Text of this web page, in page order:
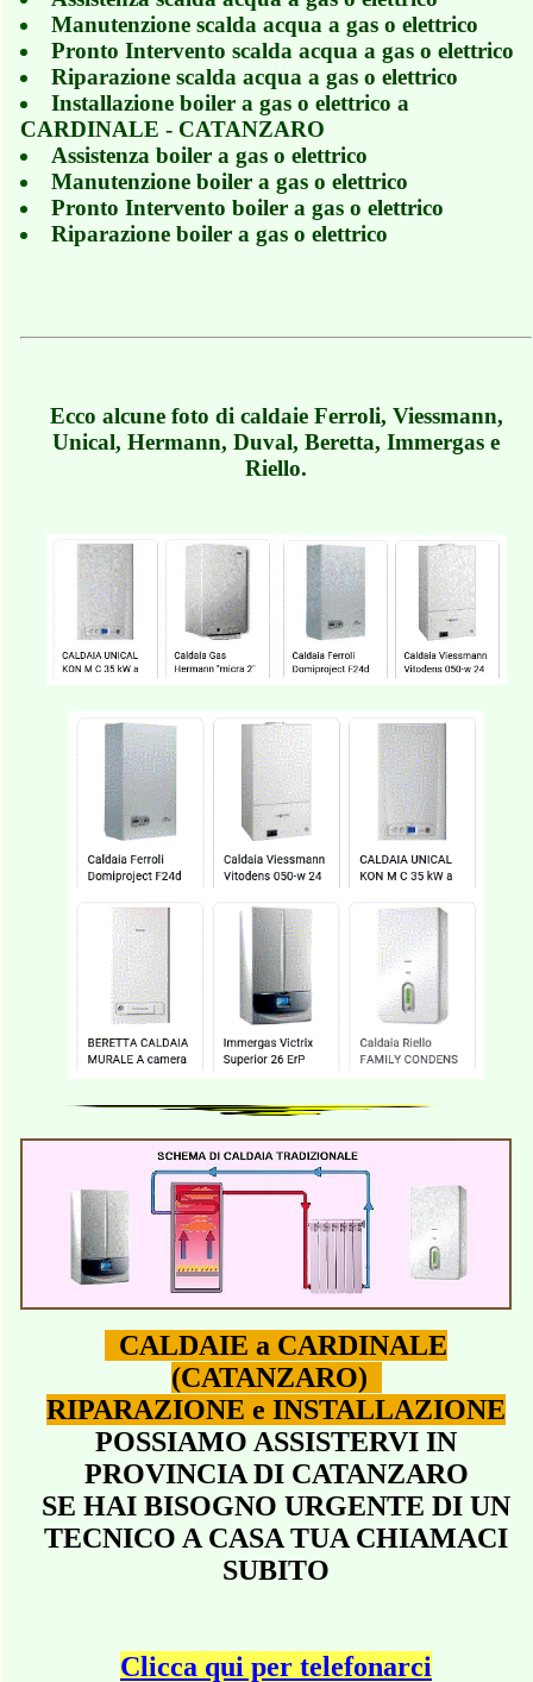
Manutenzione scalda acqua a gas o elettrico
Pronto Intervento scalda acqua a gas o elettrico
Riparazione scalda acqua a gas o elettrico
Installazione boiler a gas o elettrico a
CARDINALE - CATANZARO
Assistenza boiler a gas o elettrico
Manutenzione boiler a gas o elettrico
Pronto Intervento boiler a gas o elettrico
Riparazione boiler a gas o elettrico
Ecco alcune foto di caldaie Ferroli, Viessmann,
Unical, Hermann, Duval, Beretta, Immergas e
Riello.
CALDAIE a CARDINALE
(CATANZARO)
RIPARAZIONE e INSTALLAZIONE
POSSIAMO ASSISTERVI IN
PROVINCIA DI CATANZARO
SE HAI BISOGNO URGENTE DI UN
TECNICO A CASA TUA CHIAMACI
SUBITO
Clicca qui per telefonarci